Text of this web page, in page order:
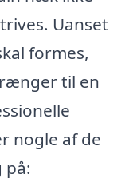
Uanset
formes,
til en
nogle af de
på: